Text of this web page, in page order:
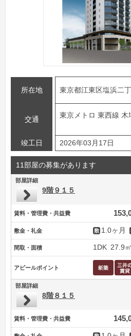
所在地 東京都江東区塩浜二
交通
東京メトロ 東西線 木
竣工日 2026年03月17日
11部屋の募集があります
部屋詳細
9階９１５
賃料・管理費・共益費
敷金・礼金 1.0ヶ月
間取・面積 1DK 27.9㎡
アピールポイント
部屋詳細
8階８１５
賃料・管理費・共益費